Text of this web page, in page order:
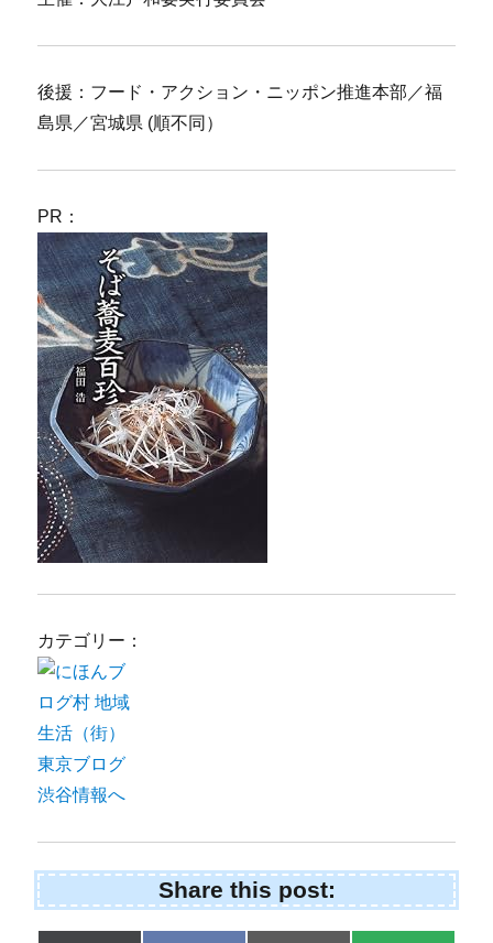
後援：フード・アクション・ニッポン推進本部／福
島県／宮城県 (順不同）
PR：
カテゴリー：
Share this post: